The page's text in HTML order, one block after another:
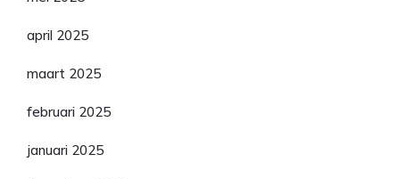
april 2025
maart 2025
februari 2025
januari 2025